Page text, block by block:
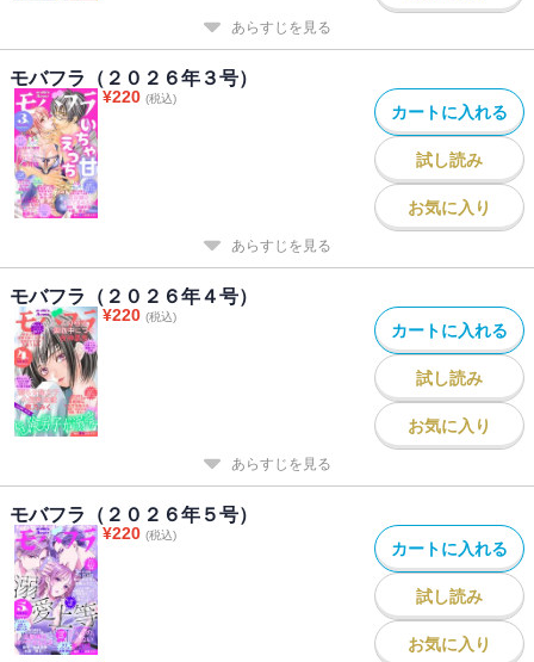
あらすじを見る
モバフラ（２０２６年３号）
¥220 (税込)
カートに入れる
試し読み
お気に入り
あらすじを見る
モバフラ（２０２６年４号）
¥220 (税込)
カートに入れる
試し読み
お気に入り
あらすじを見る
モバフラ（２０２６年５号）
¥220 (税込)
カートに入れる
試し読み
お気に入り